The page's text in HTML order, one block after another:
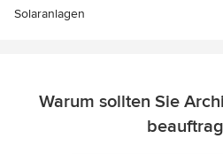
Solaranlagen
Warum sollten Sie